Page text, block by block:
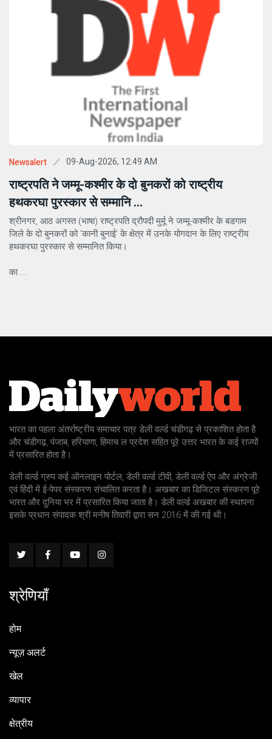
Newsalert 09-Aug-2026, 12:49 AM
राष्ट्रपति ने जम्मू-कश्मीर के दो बुनकरों को राष्ट्रीय
हथकरघा पुरस्कार से सम्मानि ...
श्रीनगर, आठ अगस्त (भाषा) राष्ट्रपति द्रौपदी मुर्मू ने जम्मू-कश्मीर के बडगाम
जिले के दो बुनकरों को 'कानी बुनाई' के क्षेत्र में उनके योगदान के लिए राष्ट्रीय
हथकरघा पुरस्कार से सम्मानित किया।
का ...
भारत का पहला अंतर्राष्ट्रीय समाचार पत्र डेली वर्ल्ड चंडीगढ़ से प्रकाशित होता है
और चंडीगढ़, पंजाब, हरियाणा, हिमाच ल प्रदेश सहित पूरे उत्तर भारत के कई राज्यों
में प्रसारित होता है।
डेली वर्ल्ड ग्रुप कई ऑनलाइन पोर्टल, डेली वर्ल्ड टीवी, डेली वर्ल्ड ऐप और अंग्रेजी
एवं हिंदी में ई-पेपर संस्करण संचालित करता है। अखबार का डिजिटल संस्करण पूरे
भारत और दुनिया भर में प्रसारित किया जाता है। डेली वर्ल्ड अखबार की स्थापना
इसके प्रधान संपादक श्री मनीष तिवारी द्वारा सन 2016 में की गई थी।
श्रेणियाँ
होम
न्यूज़ अलर्ट
खेल
व्यापार
क्षेत्रीय